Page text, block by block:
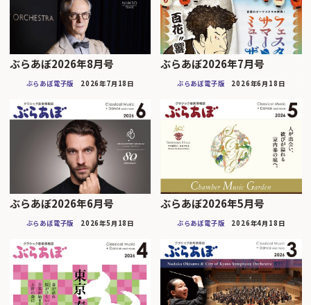
ぶらあぼ2026年8月号
ぶらあぼ電子版 2026年7月18日
ぶらあぼ2026年7月号
ぶらあぼ電子版 2026年6月18日
ぶらあぼ2026年6月号
ぶらあぼ電子版 2026年5月18日
ぶらあぼ2026年5月号
ぶらあぼ電子版 2026年4月18日